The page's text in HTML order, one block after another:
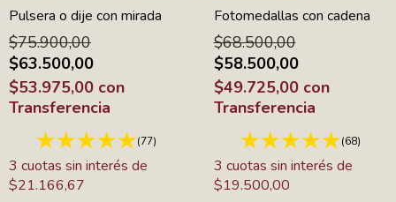
Pulsera o dije con mirada
$75.900,00
$63.500,00
$53.975,00 con
Transferencia
(77)
3 cuotas sin interés de
$21.166,67
Fotomedallas con cadena
$68.500,00
$58.500,00
$49.725,00 con
Transferencia
(68)
3 cuotas sin interés de
$19.500,00